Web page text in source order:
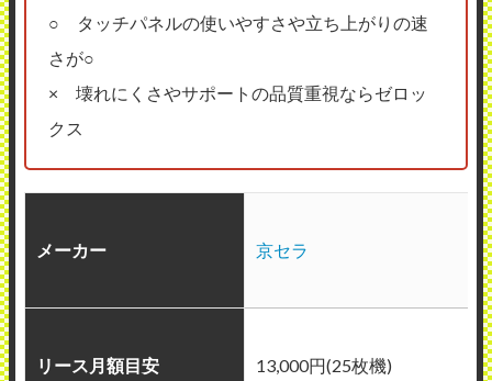
○ タッチパネルの使いやすさや立ち上がりの速
さが○
× 壊れにくさやサポートの品質重視ならゼロッ
クス
メーカー 京セラ
リース月額目安 13,000円(25枚機)